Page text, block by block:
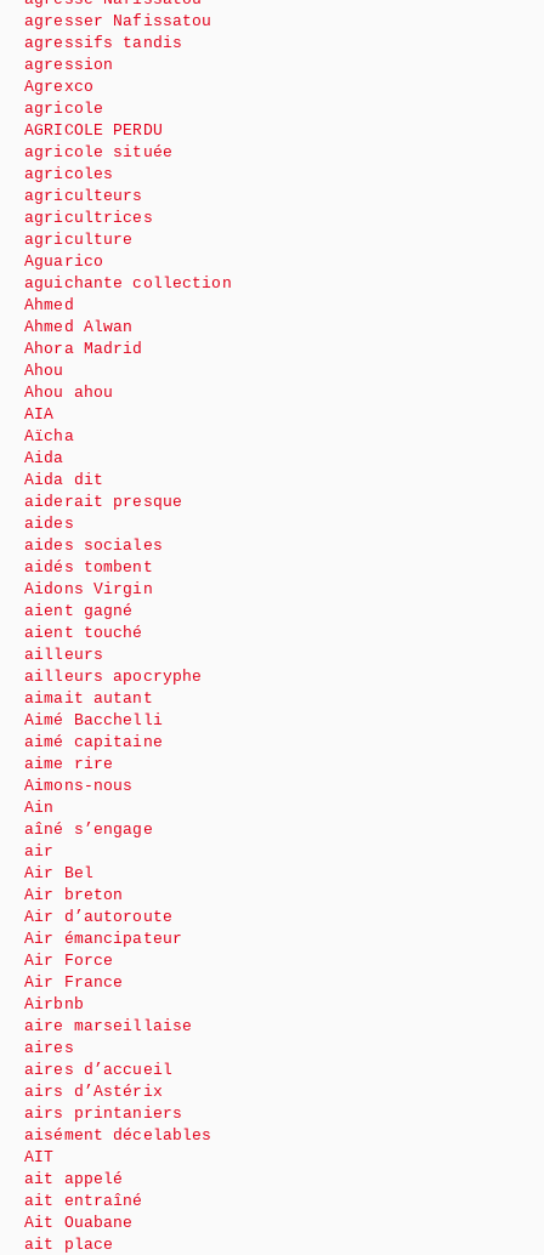
agresser Nafissatou
agressifs tandis
agression
Agrexco
agricole
AGRICOLE PERDU
agricole située
agricoles
agriculteurs
agricultrices
agriculture
Aguarico
aguichante collection
Ahmed
Ahmed Alwan
Ahora Madrid
Ahou
Ahou ahou
AIA
Aïcha
Aida
Aida dit
aiderait presque
aides
aides sociales
aidés tombent
Aidons Virgin
aient gagné
aient touché
ailleurs
ailleurs apocryphe
aimait autant
Aimé Bacchelli
aimé capitaine
aime rire
Aimons-nous
Ain
aîné s’engage
air
Air Bel
Air breton
Air d’autoroute
Air émancipateur
Air Force
Air France
Airbnb
aire marseillaise
aires
aires d’accueil
airs d’Astérix
airs printaniers
aisément décelables
AIT
ait appelé
ait entraîné
Ait Ouabane
ait place